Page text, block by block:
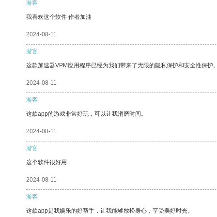
游客
我喜欢这个软件 作者加油
2024-08-11
游客
这款加速器VPM应用程序已经为我们带来了无限的隐私保护和安全性保护
2024-08-11
游客
这款app的游戏非常好玩，可以让我消磨时间。
2024-08-11
游客
这个软件很好用
2024-08-11
游客
这款app是我娱乐的好帮手，让我能够放松身心，享受美好时光。